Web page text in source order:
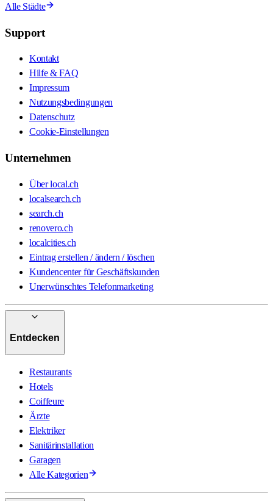
Alle Städte
Support
Kontakt
Hilfe & FAQ
Impressum
Nutzungsbedingungen
Datenschutz
Cookie-Einstellungen
Unternehmen
Über local.ch
localsearch.ch
search.ch
renovero.ch
localcities.ch
Eintrag erstellen / ändern / löschen
Kundencenter für Geschäftskunden
Unerwünschtes Telefonmarketing
Entdecken
Restaurants
Hotels
Coiffeure
Ärzte
Elektriker
Sanitärinstallation
Garagen
Alle Kategorien